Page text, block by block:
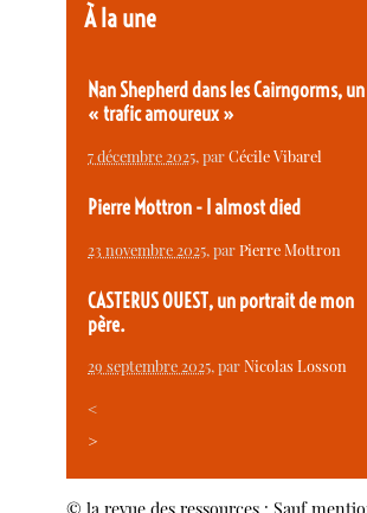
À la une
Nan Shepherd dans les Cairngorms, un
« trafic amoureux »
7 décembre 2025, parCécile Vibarel
Pierre Mottron - I almost died
23 novembre 2025, parPierre Mottron
CASTERUS OUEST, un portrait de mon
père.
29 septembre 2025, parNicolas Losson
<
>